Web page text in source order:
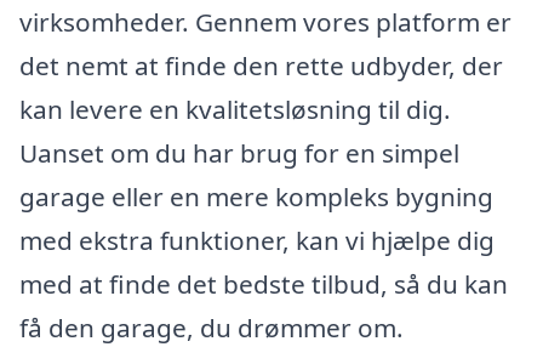
virksomheder. Gennem vores platform er
det nemt at finde den rette udbyder, der
kan levere en kvalitetsløsning til dig.
Uanset om du har brug for en simpel
garage eller en mere kompleks bygning
med ekstra funktioner, kan vi hjælpe dig
med at finde det bedste tilbud, så du kan
få den garage, du drømmer om.